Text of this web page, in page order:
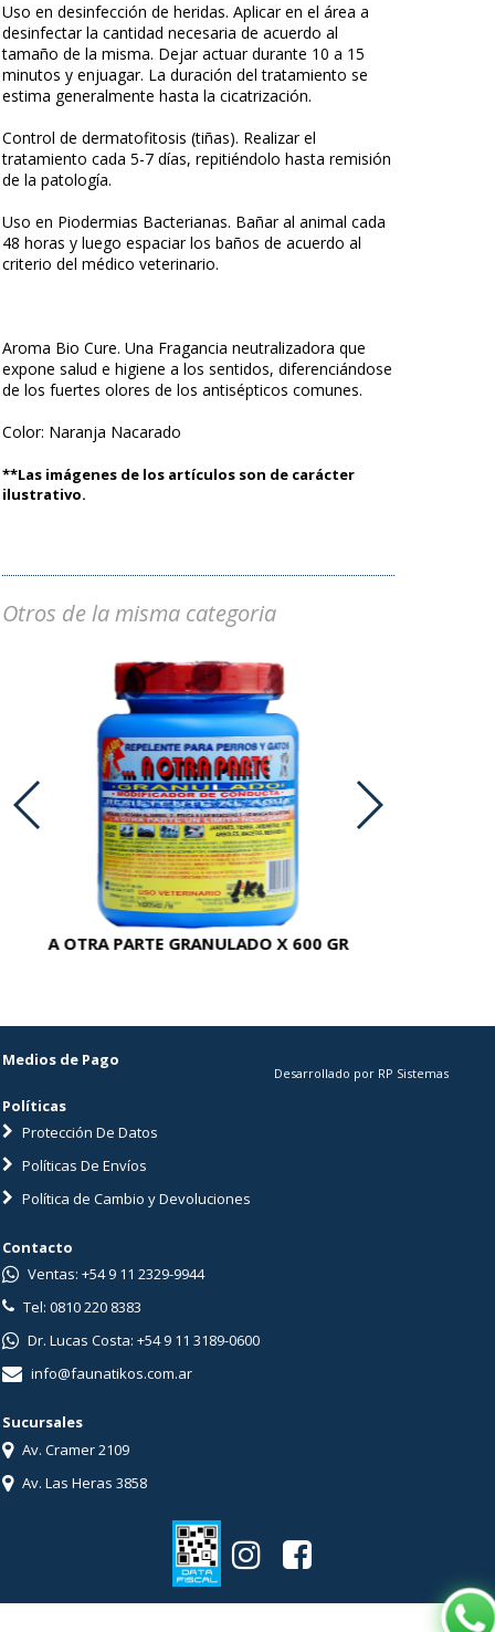
Uso en desinfección de heridas. Aplicar en el área a
desinfectar la cantidad necesaria de acuerdo al
tamaño de la misma. Dejar actuar durante 10 a 15
minutos y enjuagar. La duración del tratamiento se
estima generalmente hasta la cicatrización.
Control de dermatofitosis (tiñas). Realizar el
tratamiento cada 5-7 días, repitiéndolo hasta remisión
de la patología.
Uso en Piodermias Bacterianas. Bañar al animal cada
48 horas y luego espaciar los baños de acuerdo al
criterio del médico veterinario.
Aroma Bio Cure. Una Fragancia neutralizadora que
expone salud e higiene a los sentidos, diferenciándose
de los fuertes olores de los antisépticos comunes.
Color: Naranja Nacarado
**Las imágenes de los artículos son de carácter
ilustrativo.
Otros de la misma categoria
A OTRA PARTE GRANULADO X 600 GR
Medios de Pago
Políticas
Protección De Datos
Políticas De Envíos
Política de Cambio y Devoluciones
Desarrollado por RP Sistemas
Contacto
Ventas: +54 9 11 2329-9944
Tel: 0810 220 8383
Dr. Lucas Costa: +54 9 11 3189-0600
info@faunatikos.com.ar
Sucursales
Av. Cramer 2109
Av. Las Heras 3858